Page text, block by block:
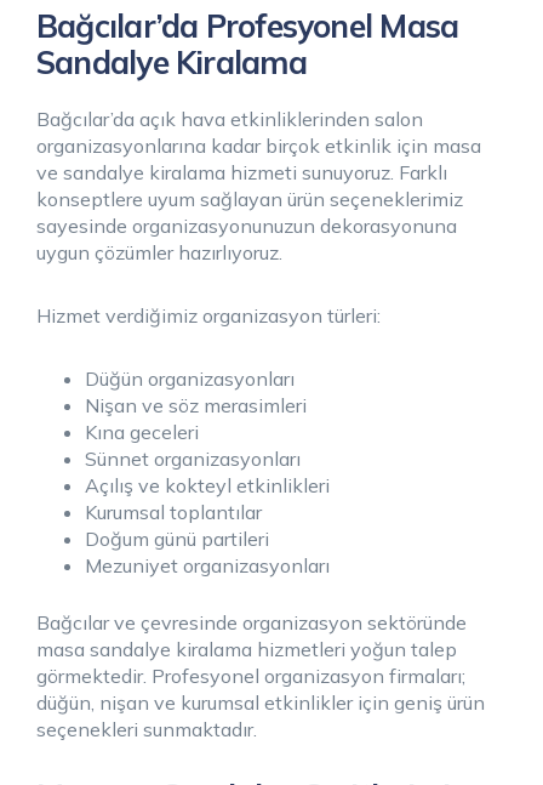
Bağcılar’da Profesyonel Masa
Sandalye Kiralama
Bağcılar’da açık hava etkinliklerinden salon
organizasyonlarına kadar birçok etkinlik için masa
ve sandalye kiralama hizmeti sunuyoruz. Farklı
konseptlere uyum sağlayan ürün seçeneklerimiz
sayesinde organizasyonunuzun dekorasyonuna
uygun çözümler hazırlıyoruz.
Hizmet verdiğimiz organizasyon türleri:
Düğün organizasyonları
Nişan ve söz merasimleri
Kına geceleri
Sünnet organizasyonları
Açılış ve kokteyl etkinlikleri
Kurumsal toplantılar
Doğum günü partileri
Mezuniyet organizasyonları
Bağcılar ve çevresinde organizasyon sektöründe
masa sandalye kiralama hizmetleri yoğun talep
görmektedir. Profesyonel organizasyon firmaları;
düğün, nişan ve kurumsal etkinlikler için geniş ürün
seçenekleri sunmaktadır.